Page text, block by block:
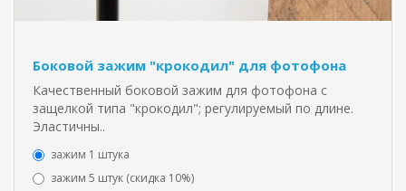
Боковой зажим "крокодил" для фотофона
Качественный боковой зажим для фотофона с
защелкой типа "крокодил"; регулируемый по длине.
Эластичны..
зажим 1 штука
зажим 5 штук (скидка 10%)